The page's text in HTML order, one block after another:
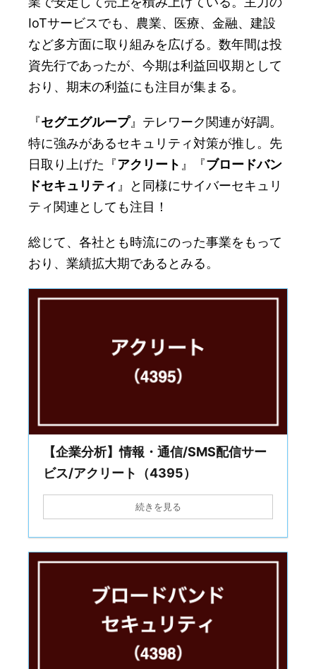
IoTサービスでも、農業、医療、金融、建設
など多方面に取り組みを広げる。数年間は投
資先行であったが、今期は利益回収期として
おり、期末の利益にも注目が集まる。
『セグエグループ』テレワーク関連が好調。
特に強みがあるセキュリティ対策が推し。先
日取り上げた『アクリート 』『ブロードバン
ドセキュリティ 』と同様にサイバーセキュリ
ティ関連としても注目！
総じて、各社とも時流にのった事業をもって
おり、業績拡大期であるとみる。
【企業分析】情報・通信/SMS配信サー
ビス/アクリート（4395）
続きを見る